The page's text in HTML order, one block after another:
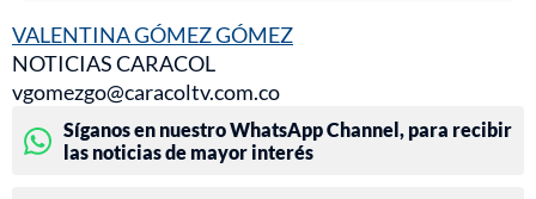
VALENTINA GÓMEZ GÓMEZ
NOTICIAS CARACOL
vgomezgo@caracoltv.com.co
Síganos en nuestro WhatsApp Channel, para recibir
las noticias de mayor interés